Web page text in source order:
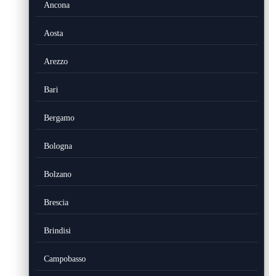
Ancona
Aosta
Arezzo
Bari
Bergamo
Bologna
Bolzano
Brescia
Brindisi
Campobasso